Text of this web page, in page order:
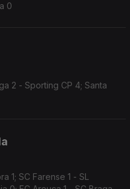
0
2 - Sporting CP 4; Santa
1; SC Farense 1 - SL